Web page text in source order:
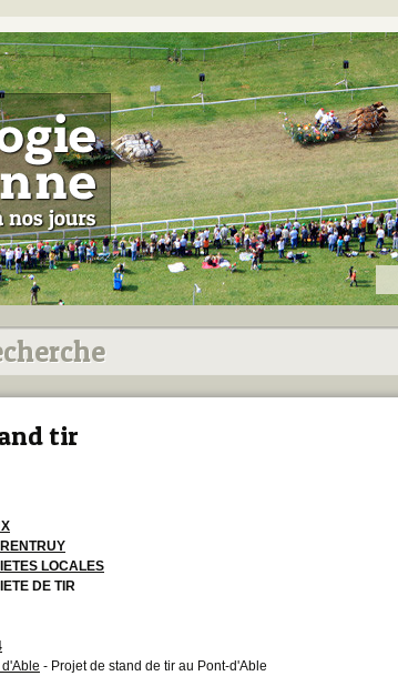
tir
LOCALES
DE TIR
d'Able - Projet de stand de tir au Pont-d'Able